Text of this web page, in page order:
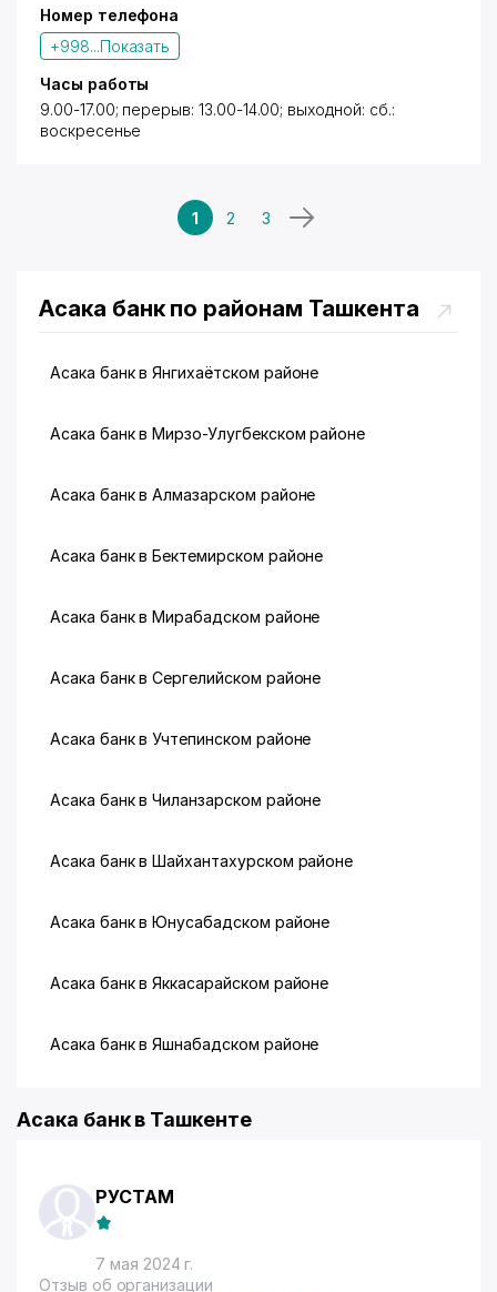
Номер телефона
+998...Показать
Часы работы
9.00-17.00; перерыв: 13.00-14.00; выходной: сб.:
воскресенье
1 2 3
Асака банк по районам Ташкента
Асака банк в Янгихаётском районе
Асака банк в Мирзо-Улугбекском районе
Асака банк в Алмазарском районе
Асака банк в Бектемирском районе
Асака банк в Мирабадском районе
Асака банк в Сергелийском районе
Асака банк в Учтепинском районе
Асака банк в Чиланзарском районе
Асака банк в Шайхантахурском районе
Асака банк в Юнусабадском районе
Асака банк в Яккасарайском районе
Асака банк в Яшнабадском районе
Асака банк в Ташкенте
РУСТАМ
7 мая 2024 г.
Отзыв об организации